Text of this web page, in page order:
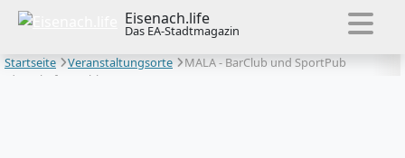
Eisenach.life
Das EA-Stadtmagazin
Startseite
Veranstaltungsorte
MALA - BarClub und SportPub
(dauerhaft geschlossen)